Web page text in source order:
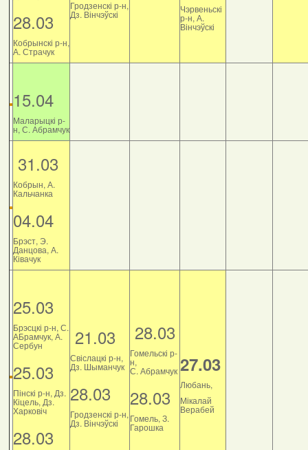
28.03
Кобрынскі р-н,
А. Страчук
Гродзенскі р-н,
Дз. Вінчэўскі Чэрвеньскі
р-н, А.
Вінчэўскі
15.04
Маларыцкі р-
н, С. Абрамчук
31.03
Кобрын, А.
Кальчанка
04.04
Брэст, Э.
Данцова, А.
Ківачук
25.03
Брэсцкі р-н, С.
АБрамчук, А.
Сербун
25.03
Пінскі р-н, Дз.
Кіцель, Дз.
Харковіч
28.03
21.03
Свіслацкі р-н,
Дз. Шыманчук
28.03
Гродзенскі р-н,
Дз. Вінчэўскі
28.03
Гомельскі р-
н,
С. Абрамчук
28.03
Гомель, З.
Гарошка
27.03
Любань,
Мікалай
Верабей